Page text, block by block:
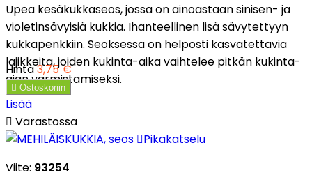
Upea kesäkukkaseos, jossa on ainoastaan sinisen- ja
violetinsävyisiä kukkia. Ihanteellinen lisä sävytettyyn
kukkapenkkiin. Seoksessa on helposti kasvatettavia
lajikkeita, joiden kukinta-aika vaihtelee pitkän kukinta-
ajan varmistamiseksi.
Hinta3,75 €
 Ostoskoriin
Lisää
 Varastossa
Pikakatselu
Viite: 93254